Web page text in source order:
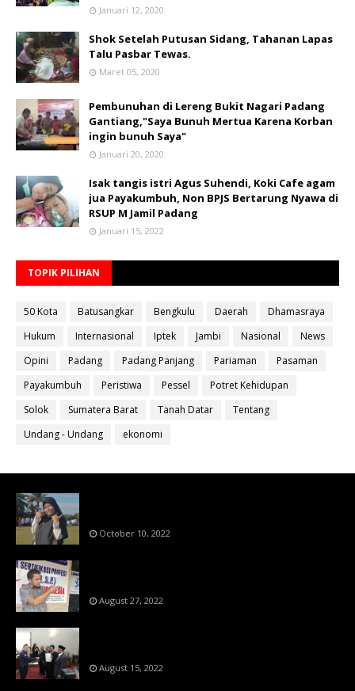
Januari 12, 2020
Shok Setelah Putusan Sidang, Tahanan Lapas
Talu Pasbar Tewas.
Maret 05, 2020
Pembunuhan di Lereng Bukit Nagari Padang
Gantiang,"Saya Bunuh Mertua Karena Korban
ingin bunuh Saya"
Januari 20, 2020
Isak tangis istri Agus Suhendi, Koki Cafe agam
jua Payakumbuh, Non BPJS Bertarung Nyawa di
RSUP M Jamil Padang
Januari 15, 2022
TOPIK PILIHAN
50 Kota Batusangkar Bengkulu Daerah
Dhamasraya
Hukum
Internasional Iptek Jambi Nasional
News
Opini
Padang Padang Panjang Pariaman
Pasaman
Payakumbuh
Peristiwa Pessel
Potret Kehidupan
Solok
Sumatera Barat Tanah Datar
Tentang
Undang - Undang
ekonomi
October 10, 2022
August 27, 2022
August 15, 2022